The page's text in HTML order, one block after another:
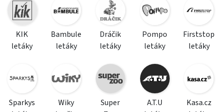
KIK
letáky
Bambule
letáky
Dráčik
letáky
Pompo
letáky
Firststop
letáky
Sparkys
Wiky
Super
A.T.U
Kasa.cz